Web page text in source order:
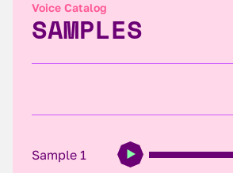
Voice Catalog
SAMPLES
Sample 1